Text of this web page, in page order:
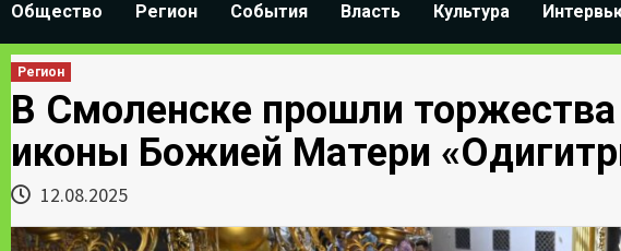
Общество Регион События Власть Культура
Регион
В Смоленске прошли
иконы Божией Матери
12.08.2025